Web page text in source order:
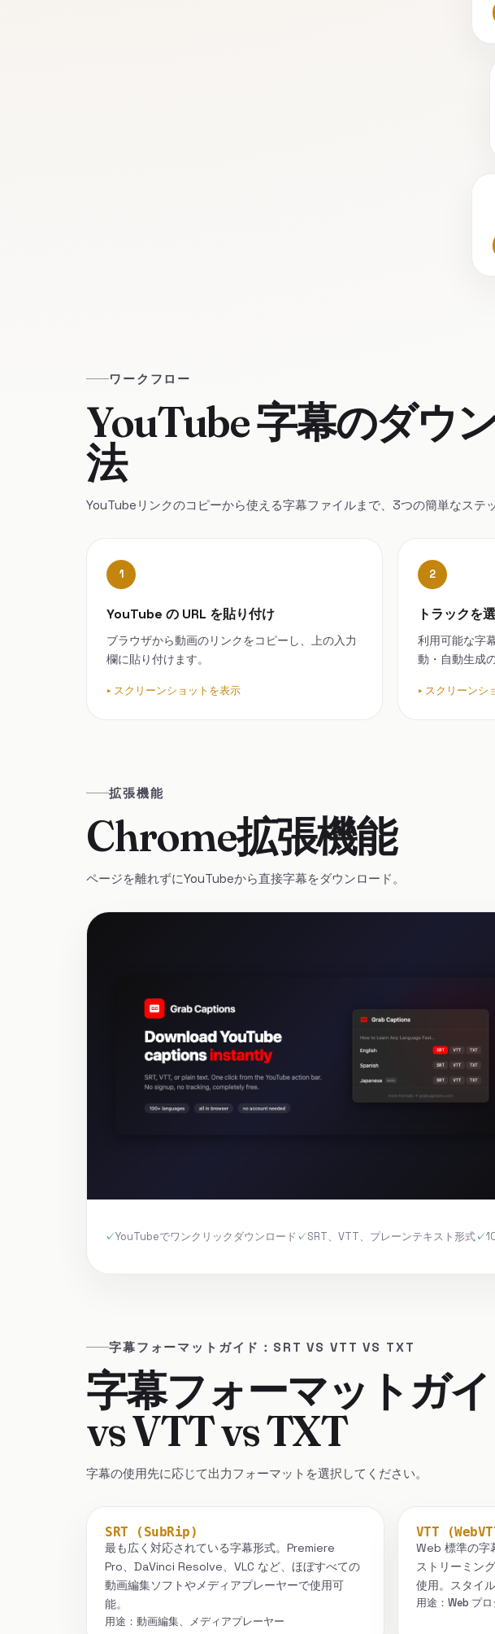
ワークフロー
YouTube 字幕のダウ
法
YouTubeリンクのコピーから使える字幕ファイルまで、3つの簡単なステッ
1
YouTube の URL を貼り付け
ブラウザから動画のリンクをコピーし、上の入力
欄に貼り付けます。
スクリーンショットを表示
2
トラックを
利用可能な字
動・自動生成
スクリーンシ
拡張機能
Chrome拡張機能
ページを離れずにYouTubeから直接字幕をダウンロード。
YouTubeでワンクリックダウンロード SRT、VTT、プレーンテキスト形式
字幕フォーマットガイド：SRT VS VTT VS TXT
字幕フォーマットガ
vs VTT vs TXT
字幕の使用先に応じて出力フォーマットを選択してください。
SRT (SubRip)
最も広く対応されている字幕形式。Premiere
Pro、DaVinci Resolve、VLC など、ほぼすべての
動画編集ソフトやメディアプレーヤーで使用可
能。
用途：動画編集、メディアプレーヤー
VTT
Web 標準の字
ストリーミン
使用。スタイ
用途：Web プ